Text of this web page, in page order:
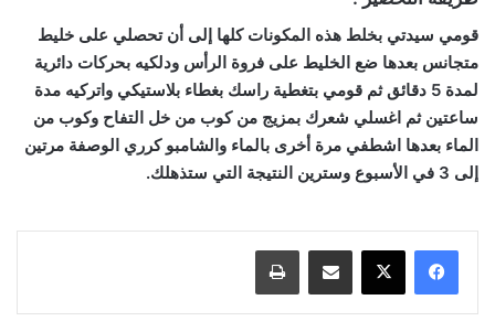
قومي سيدتي بخلط هذه المكونات كلها إلى أن تحصلي على خليط
متجانس بعدها ضع الخليط على فروة الرأس ودلكيه بحركات دائرية
لمدة 5 دقائق ثم قومي بتغطية راسك بغطاء بلاستيكي واتركيه مدة
ساعتين ثم اغسلي شعرك بمزيج من كوب من خل التفاح وكوب من
الماء بعدها اشطفي مرة أخرى بالماء والشامبو كرري الوصفة مرتين
إلى 3 في الأسبوع وسترين النتيجة التي ستذهلك.
مشاركة عبر البريد طباعة